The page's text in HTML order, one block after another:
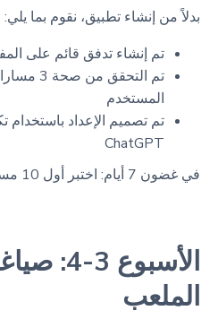
بدلاً من إنشاء تطبيق، نقوم بما يلي:
تم إنشاء تدفق قائم على
تم
المستخدم
ChatGPT
في غضون 7 أيام: اختبر أول 10 مستخدمين التجربة.
الأسبوع
الملعب